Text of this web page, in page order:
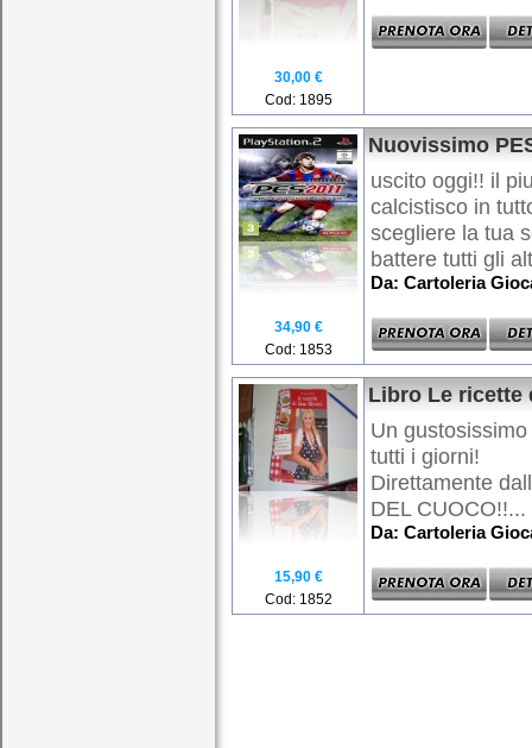
30,00 €
Cod: 1895
34,90 €
Cod: 1853
Nuovissimo
uscito oggi!! il
calcistisco in
scegliere la tua
battere tutti gli
Da: Cartoleria
15,90 €
Cod: 1852
Libro Le ricette
Un
tutti i giorni!
Direttamente
DEL CUOCO!!...
Da: Cartoleria